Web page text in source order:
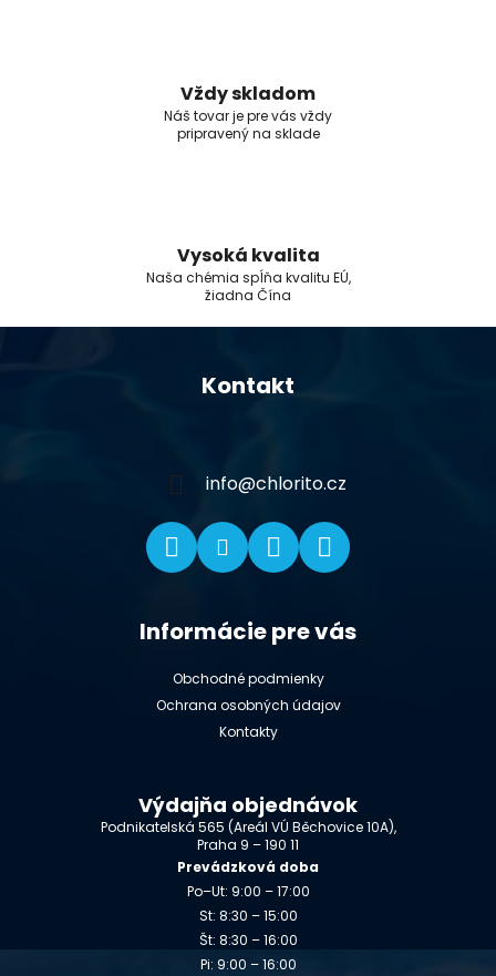
Vždy skladom
Náš tovar je pre vás vždy
pripravený na sklade
Vysoká kvalita
Naša chémia spĺňa kvalitu EÚ,
žiadna Čína
Kontakt
info@chlorito.cz
Informácie pre vás
Obchodné podmienky
Ochrana osobných údajov
Kontakty
Výdajňa objednávok
Podnikatelská 565 (Areál VÚ Běchovice 10A),
Praha 9 – 190 11
Prevádzková doba
Po–Ut: 9:00 – 17:00
St: 8:30 – 15:00
Št: 8:30 – 16:00
Pi: 9:00 – 16:00